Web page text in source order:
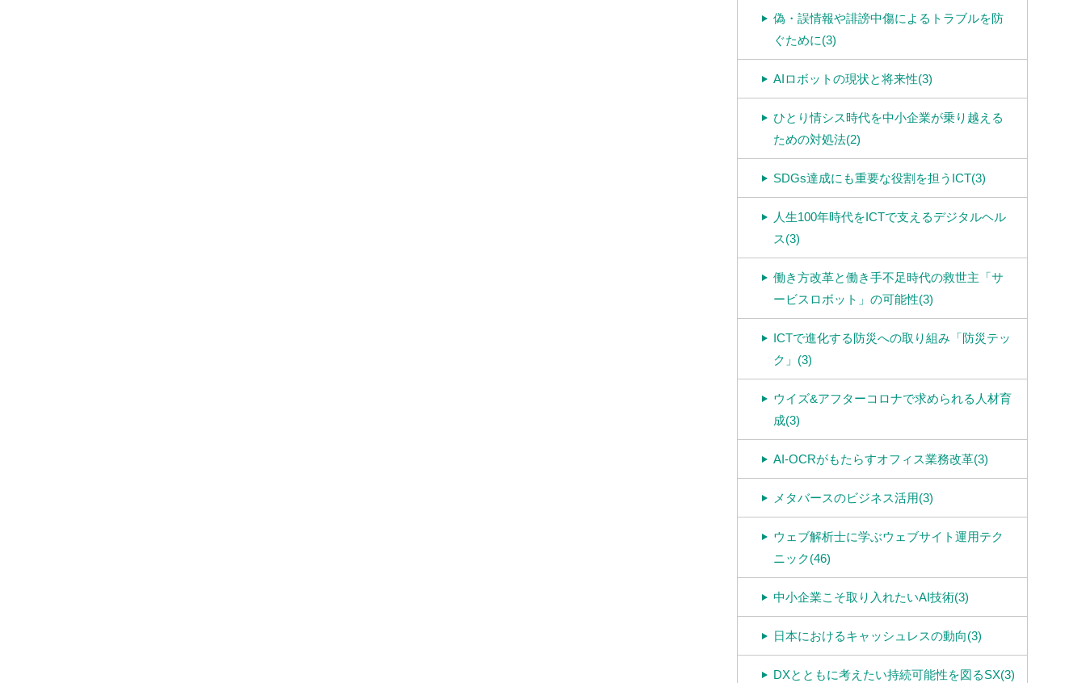
偽・誤情報や誹謗中傷によるトラブルを防
ぐために(3)
AIロボットの現状と将来性(3)
ひとり情シス時代を中小企業が乗り越える
ための対処法(2)
SDGs達成にも重要な役割を担うICT(3)
人生100年時代をICTで支えるデジタルヘル
ス(3)
働き方改革と働き手不足時代の救世主「サ
ービスロボット」の可能性(3)
ICTで進化する防災への取り組み「防災テッ
ク」(3)
ウイズ&アフターコロナで求められる人材育
成(3)
AI-OCRがもたらすオフィス業務改革(3)
メタバースのビジネス活用(3)
ウェブ解析士に学ぶウェブサイト運用テク
ニック(46)
中小企業こそ取り入れたいAI技術(3)
日本におけるキャッシュレスの動向(3)
DXとともに考えたい持続可能性を図るSX(3)